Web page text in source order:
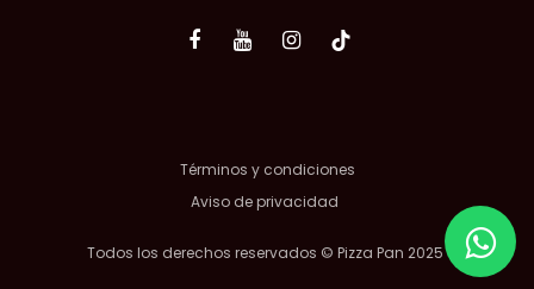
Todos los derechos reservados © Pizza Pan 2025
Términos y condiciones
Aviso de privacidad